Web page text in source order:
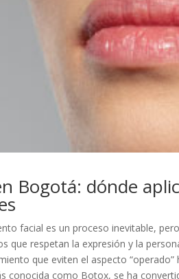
Bogotá: dónde
facial es un proceso inevitable,
que respetan la expresión y la
que eviten el aspecto
conocida como Botox, se ha